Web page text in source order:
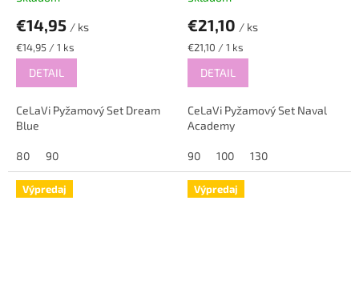
€14,95 / ks
Jednotková
cena:
€14,95 / 1 ks
DETAIL
CeLaVi Pyžamový Set Dream
Blue
80 90
€21,10 / ks
Jednotková
cena:
€21,10 / 1 ks
DETAIL
CeLaVi Pyžamový Set Naval
Academy
90 100 130
Výpredaj Výpredaj